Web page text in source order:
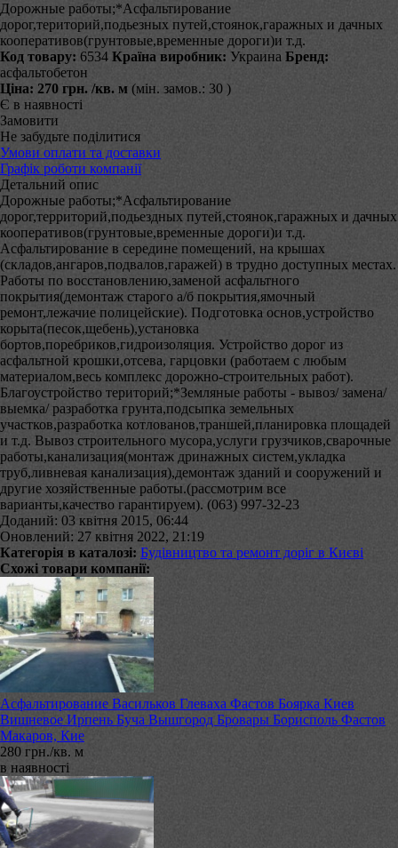
Дорожные работы;*Асфальтирование
дорог,територий,подьезных путей,стоянок,гаражных и дачных
кооперативов(грунтовые,временные дороги)и т.д.
Код товару: 6534 Країна виробник: Украина Бренд:
асфальтобетон
Ціна: 270 грн. /кв. м (мін. замов.: 30 )
Є в наявності
Замовити
Не забудьте поділитися
Умови оплати та доставки
Графік роботи компанії
Детальний опис
Дорожные работы;*Асфальтирование
дорог,территорий,подьездных путей,стоянок,гаражных и дачных
кооперативов(грунтовые,временные дороги)и т.д.
Асфальтирование в середине помещений, на крышах
(складов,ангаров,подвалов,гаражей) в трудно доступных местах.
Работы по восстановлению,заменой асфальтного
покрытия(демонтаж старого а/б покрытия,ямочный
ремонт,лежачие полицейские). Подготовка основ,устройство
корыта(песок,щебень),установка
бортов,поребриков,гидроизоляция. Устройство дорог из
асфальтной крошки,отсева, гарцовки (работаем с любым
материалом,весь комплекс дорожно-строительных работ).
Благоустройство територий;*Земляные работы - вывоз/ замена/
выемка/ разработка грунта,подсыпка земельных
участков,разработка котлованов,траншей,планировка площадей
и т.д. Вывоз строительного мусора,услуги грузчиков,сварочные
работы,канализация(монтаж дринажных систем,укладка
труб,ливневая канализация),демонтаж зданий и сооружений и
другие хозяйственные работы.(рассмотрим все
варианты,качество гарантируем). (063) 997-32-23
Доданий: 03 квітня 2015, 06:44
Оновлений: 27 квітня 2022, 21:19
Категорія в каталозі: Будівництво та ремонт доріг в Києві
Схожі товари компанії:
Асфальтирование Васильков Глеваха Фастов Боярка Киев
Вишневое Ирпень Буча Вышгород Бровары Борисполь Фастов
Макаров, Кие
280 грн./кв. м
в наявності